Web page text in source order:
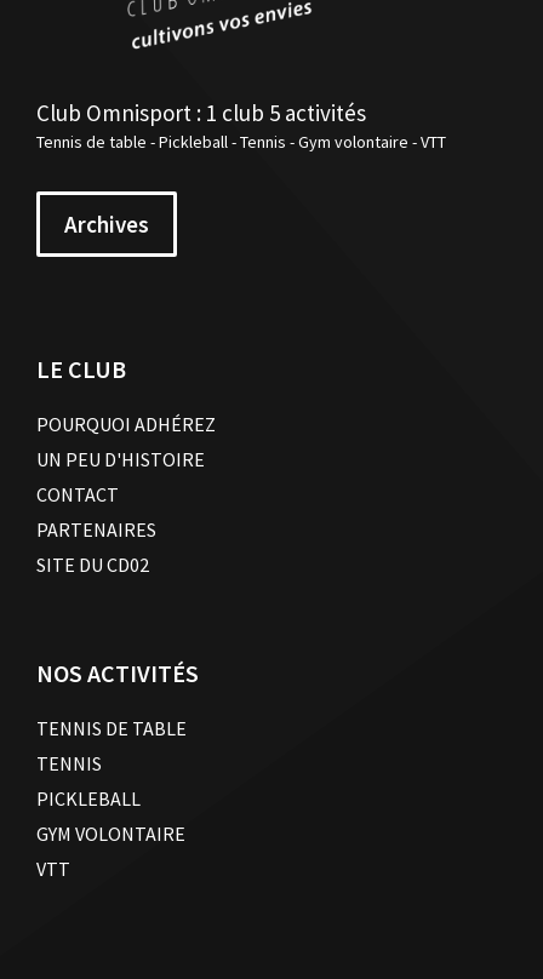
Club Omnisport : 1 club 5 activités
Tennis de table - Pickleball - Tennis - Gym volontaire - VTT
Archives
LE CLUB
POURQUOI ADHÉREZ
UN PEU D'HISTOIRE
CONTACT
PARTENAIRES
SITE DU CD02
NOS ACTIVITÉS
TENNIS DE TABLE
TENNIS
PICKLEBALL
GYM VOLONTAIRE
VTT